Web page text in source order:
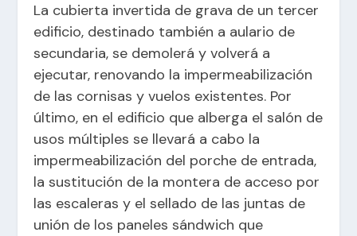
La cubierta invertida de grava de un tercer
edificio, destinado también a aulario de
secundaria, se demolerá y volverá a
ejecutar, renovando la impermeabilización
de las cornisas y vuelos existentes. Por
último, en el edificio que alberga el salón de
usos múltiples se llevará a cabo la
impermeabilización del porche de entrada,
la sustitución de la montera de acceso por
las escaleras y el sellado de las juntas de
unión de los paneles sándwich que